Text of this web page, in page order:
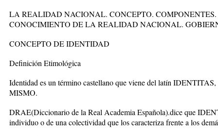
LA REALIDAD NACIONAL. CONCEPTO.
CONOCIMIENTO DE LA REALIDAD NACIONAL.
CONCEPTO DE IDENTIDAD
Definición Etimológica
Identidad es un término castellano que viene del latín
MISMO.
DRAE(Diccionario de la Real Academia Española).dice que
individuo o de una colectividad que los caracteriza frente a los